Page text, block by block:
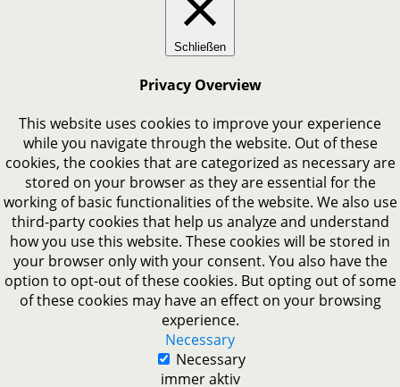
Schließen
Privacy Overview
This website uses cookies to improve your experience
while you navigate through the website. Out of these
cookies, the cookies that are categorized as necessary are
stored on your browser as they are essential for the
working of basic functionalities of the website. We also use
third-party cookies that help us analyze and understand
how you use this website. These cookies will be stored in
your browser only with your consent. You also have the
option to opt-out of these cookies. But opting out of some
of these cookies may have an effect on your browsing
experience.
Necessary
Necessary
immer aktiv